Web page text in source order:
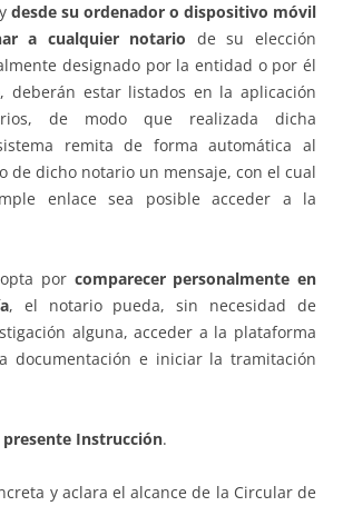
desde su ordenador o dispositivo móvil
a cualquier notario de su elección
designado por la entidad o por él
deberán estar listados en la aplicación
de modo que realizada dicha
remita de forma automática al
de dicho notario un mensaje, con el cual
enlace sea posible acceder a la
por comparecer personalmente en
, el notario pueda, sin necesidad de
alguna, acceder a la plataforma
documentación e iniciar la tramitación
Instrucción.
y aclara el alcance de la Circular de